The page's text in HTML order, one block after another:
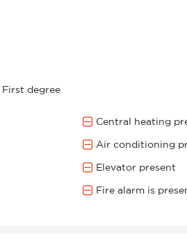
First degree
Central heating
Air conditioning
Elevator present
Fire alarm is